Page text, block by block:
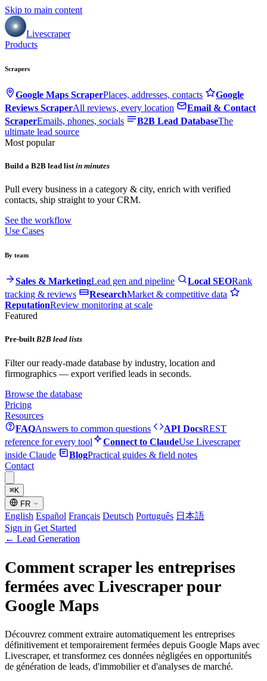
Skip to main content
Livescraper
Products
Scrapers
Google Maps ScraperPlaces, addresses, contacts
Google
Reviews ScraperAll reviews, every location
Email & Contact
ScraperEmails, phones, socials B2B Lead DatabaseThe
ultimate lead source
Most popular
Build a B2B lead listin minutes
Pull every business in a category & city, enrich with verified
contacts, ship straight to your CRM.
See the workflow
Use Cases
By team
Sales & MarketingLead gen and pipeline Local SEORank
tracking & reviews
ResearchMarket & competitive data
ReputationReview monitoring at scale
Featured
Pre-builtB2B lead lists
Filter our ready-made database by industry, location and
firmographics — export verified leads in seconds.
Browse the database
Pricing
Resources
FAQAnswers to common questions API DocsREST
reference for every tool
Connect to ClaudeUse Livescraper
inside Claude
BlogPractical guides & field notes
Contact
⌘K
FR
English Español Français Deutsch Português 日本語
Sign in Get Started
← Lead Generation
Comment scraper les entreprises
fermées avec Livescraper pour
Google Maps
Découvrez comment extraire automatiquement les entreprises
définitivement et temporairement fermées depuis Google Maps avec
Livescraper, et transformez ces données négligées en opportunités
de génération de leads, d'immobilier et d'analyses de marché.